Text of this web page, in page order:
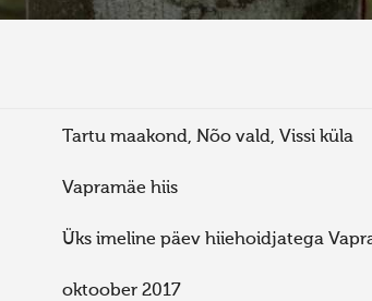
Tartu maakond, Nõo vald, Vissi küla
Vapramäe hiis
Üks imeline päev hiiehoidjatega
oktoober 2017